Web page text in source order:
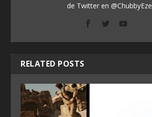
de Twitter en @ChubbyEze
RELATED POSTS